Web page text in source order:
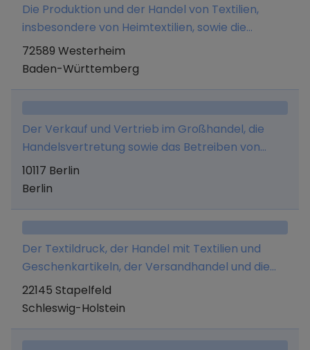
Die Produktion und der Handel von Textilien,
insbesondere von Heimtextilien, sowie die
Lohnkonfektion.
72589 Westerheim
Baden-Württemberg
Der Verkauf und Vertrieb im Großhandel, die
Handelsvertretung sowie das Betreiben von
einem oder mehreren Einzelhandelsgeschäften
zum Verkauf von Textilien, Bekleidung und
10117 Berlin
Berlin
Der Textildruck, der Handel mit Textilien und
Geschenkartikeln, der Versandhandel und die
Veredelung von Berufs- und Schulkleidung sowie
die Filmausstattung.
22145 Stapelfeld
Schleswig-Holstein